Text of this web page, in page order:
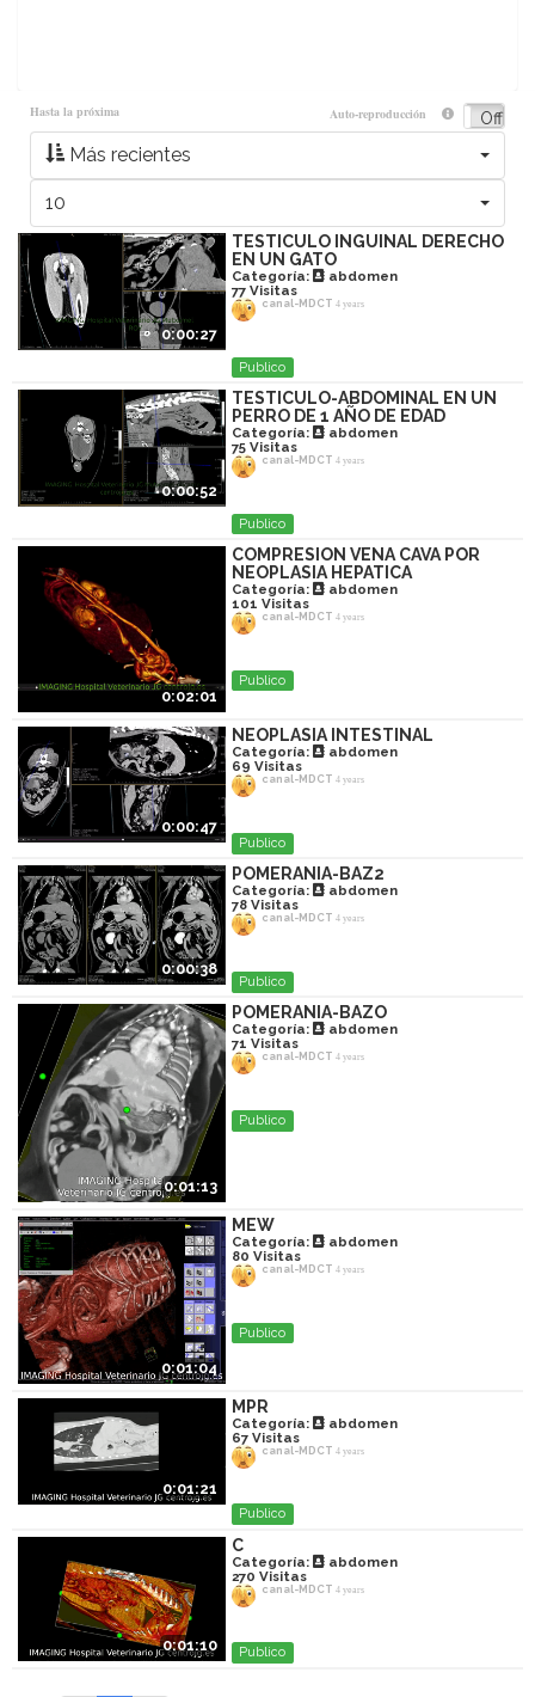
Hasta la próxima Auto-reproducción On Off
Más recientes
10
0:00:27
TESTICULO INGUINAL DERECHO
EN UN GATO
Categoría:
abdomen
77 Visitas
canal-MDCT 4 years
Publico
0:00:52
TESTICULO-ABDOMINAL EN UN
PERRO DE 1 AÑO DE EDAD
Categoría:
abdomen
75 Visitas
canal-MDCT 4 years
Publico
0:02:01
COMPRESION VENA CAVA POR
NEOPLASIA HEPATICA
Categoría:
abdomen
101 Visitas
canal-MDCT 4 years
Publico
0:00:47
NEOPLASIA INTESTINAL
Categoría:
abdomen
69 Visitas
canal-MDCT 4 years
Publico
0:00:38
POMERANIA-BAZ2
Categoría:
abdomen
78 Visitas
canal-MDCT 4 years
Publico
0:01:13
POMERANIA-BAZO
Categoría:
abdomen
71 Visitas
canal-MDCT 4 years
Publico
0:01:04
MEW
Categoría:
abdomen
80 Visitas
canal-MDCT 4 years
Publico
0:01:21
MPR
Categoría:
abdomen
67 Visitas
canal-MDCT 4 years
Publico
0:01:10
C
Categoría:
abdomen
270 Visitas
canal-MDCT 4 years
Publico